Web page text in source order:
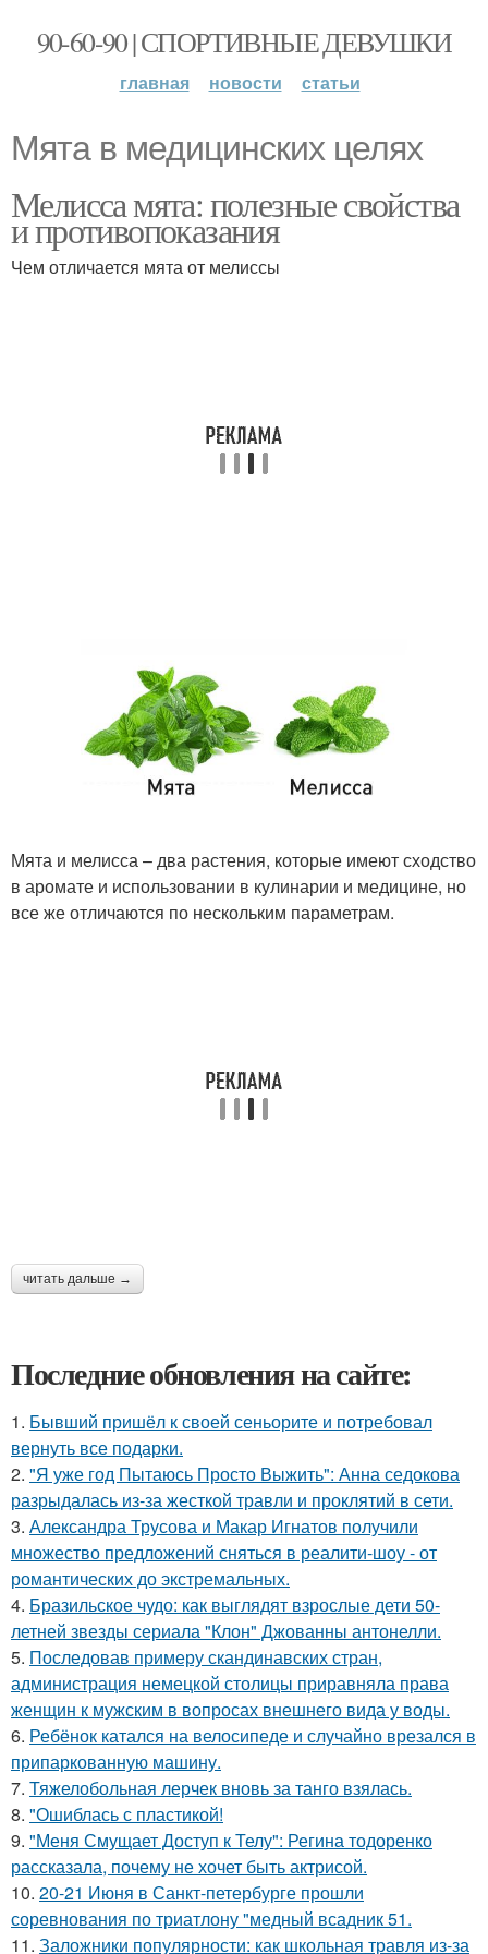
90-60-90 | СПОРТИВНЫЕ ДЕВУШКИ
главная новости статьи
Мята в медицинских целях
Мелисса мята: полезные свойства
и противопоказания
Чем отличается мята от мелиссы
Мята и мелисса – два растения, которые имеют сходство
в аромате и использовании в кулинарии и медицине, но
все же отличаются по нескольким параметрам.
читать дальше →
Последние обновления на сайте:
1. Бывший пришёл к своей сеньорите и потребовал
вернуть все подарки.
2. "Я уже год Пытаюсь Просто Выжить": Анна седокова
разрыдалась из-за жесткой травли и проклятий в сети.
3. Александра Трусова и Макар Игнатов получили
множество предложений сняться в реалити-шоу - от
романтических до экстремальных.
4. Бразильское чудо: как выглядят взрослые дети 50-
летней звезды сериала "Клон" Джованны антонелли.
5. Последовав примеру скандинавских стран,
администрация немецкой столицы приравняла права
женщин к мужским в вопросах внешнего вида у воды.
6. Ребёнок катался на велосипеде и случайно врезался в
припаркованную машину.
7. Тяжелобольная лерчек вновь за танго взялась.
8. "Ошиблась с пластикой!
9. "Меня Смущает Доступ к Телу": Регина тодоренко
рассказала, почему не хочет быть актрисой.
10. 20-21 Июня в Санкт-петербурге прошли
соревнования по триатлону "медный всадник 51.
11. Заложники популярности: как школьная травля из-за